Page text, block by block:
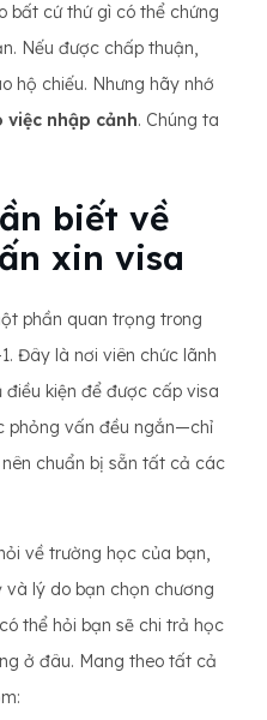
bất cứ thứ gì có thể chứng
Nếu được chấp thuận,
hộ chiếu. Nhưng hãy nhớ
nhập cảnh. Chúng ta
biết về
xin visa
phần quan trọng trong
Đây là nơi viên chức lãnh
kiện để được cấp visa
phỏng vấn đều ngắn—chỉ
chuẩn bị sẵn tất cả các
về trường học của bạn,
lý do bạn chọn chương
thể hỏi bạn sẽ chi trả học
ở đâu. Mang theo tất cả